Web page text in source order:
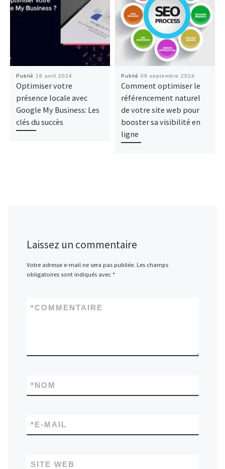
Publié 16 avril 2024
Optimiser votre
présence locale avec
Google My Business: Les
clés du succès
Publié 09 septembre 2024
Comment optimiser le
référencement naturel
de votre site web pour
booster sa visibilité en
ligne
Laissez un commentaire
Votre adresse e-mail ne sera pas publiée. Les champs
obligatoires sont indiqués avec *
COMMENTAIRE
*
NOM
*
E-MAIL
*
SITE WEB